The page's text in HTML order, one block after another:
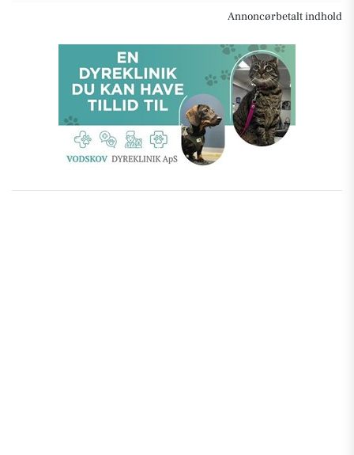
Annoncørbetalt indhold